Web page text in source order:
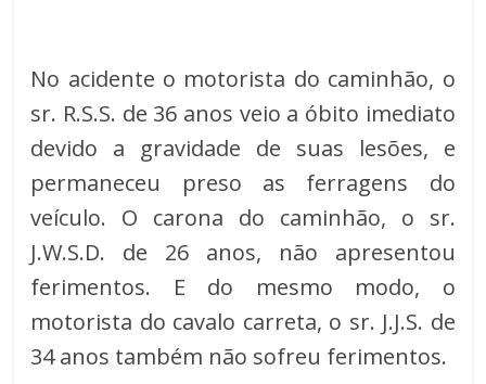
No acidente o motorista do caminhão, o
sr. R.S.S. de 36 anos veio a óbito imediato
devido a gravidade de suas lesões, e
permaneceu preso as ferragens do
veículo. O carona do caminhão, o sr.
J.W.S.D. de 26 anos, não apresentou
ferimentos. E do mesmo modo, o
motorista do cavalo carreta, o sr. J.J.S. de
34 anos também não sofreu ferimentos.